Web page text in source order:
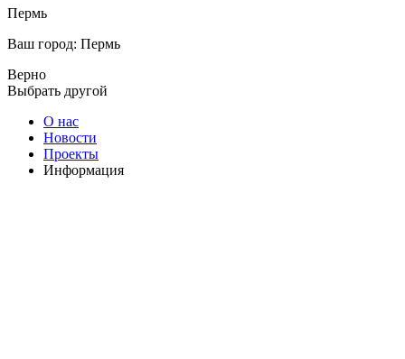
Пермь
Ваш город: Пермь
Верно
Выбрать другой
О нас
Новости
Проекты
Информация